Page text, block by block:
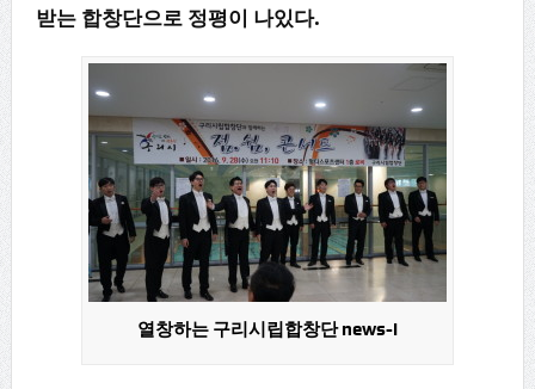
받는 합창단으로 정평이 나있다.
열창하는 구리시립합창단 news-i